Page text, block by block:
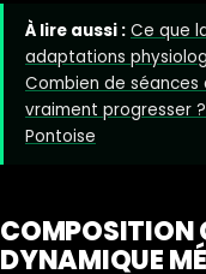
À lire aussi : Ce que
adaptations
Combien de séances
vraiment progresser
Pontoise
COMPOSITION
DYNAMIQUE